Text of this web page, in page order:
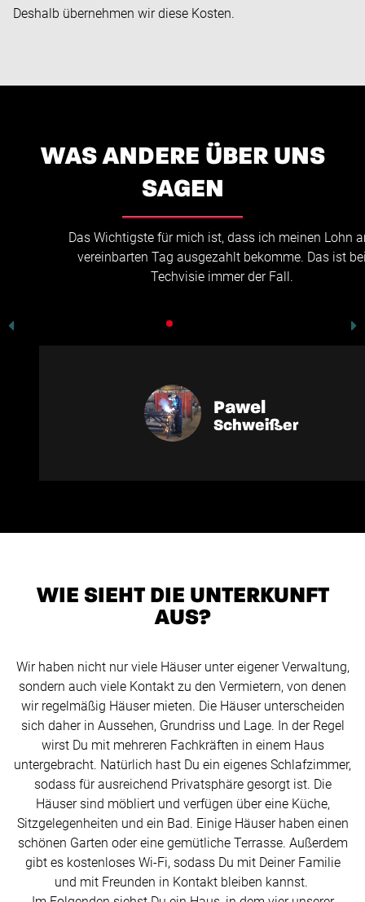
Deshalb übernehmen wir diese Kosten.
WAS ANDERE ÜBER UNS
SAGEN
Das Wichtigste für mich ist, dass ich meinen Lohn am
vereinbarten Tag ausgezahlt bekomme. Das ist bei
Techvisie immer der Fall.
Pawel
Schweißer
WIE SIEHT DIE UNTERKUNFT
AUS?
Wir haben nicht nur viele Häuser unter eigener Verwaltung,
sondern auch viele Kontakt zu den Vermietern, von denen
wir regelmäßig Häuser mieten. Die Häuser unterscheiden
sich daher in Aussehen, Grundriss und Lage. In der Regel
wirst Du mit mehreren Fachkräften in einem Haus
untergebracht. Natürlich hast Du ein eigenes Schlafzimmer,
sodass für ausreichend Privatsphäre gesorgt ist. Die
Häuser sind möbliert und verfügen über eine Küche,
Sitzgelegenheiten und ein Bad. Einige Häuser haben einen
schönen Garten oder eine gemütliche Terrasse. Außerdem
gibt es kostenloses Wi-Fi, sodass Du mit Deiner Familie
und mit Freunden in Kontakt bleiben kannst.